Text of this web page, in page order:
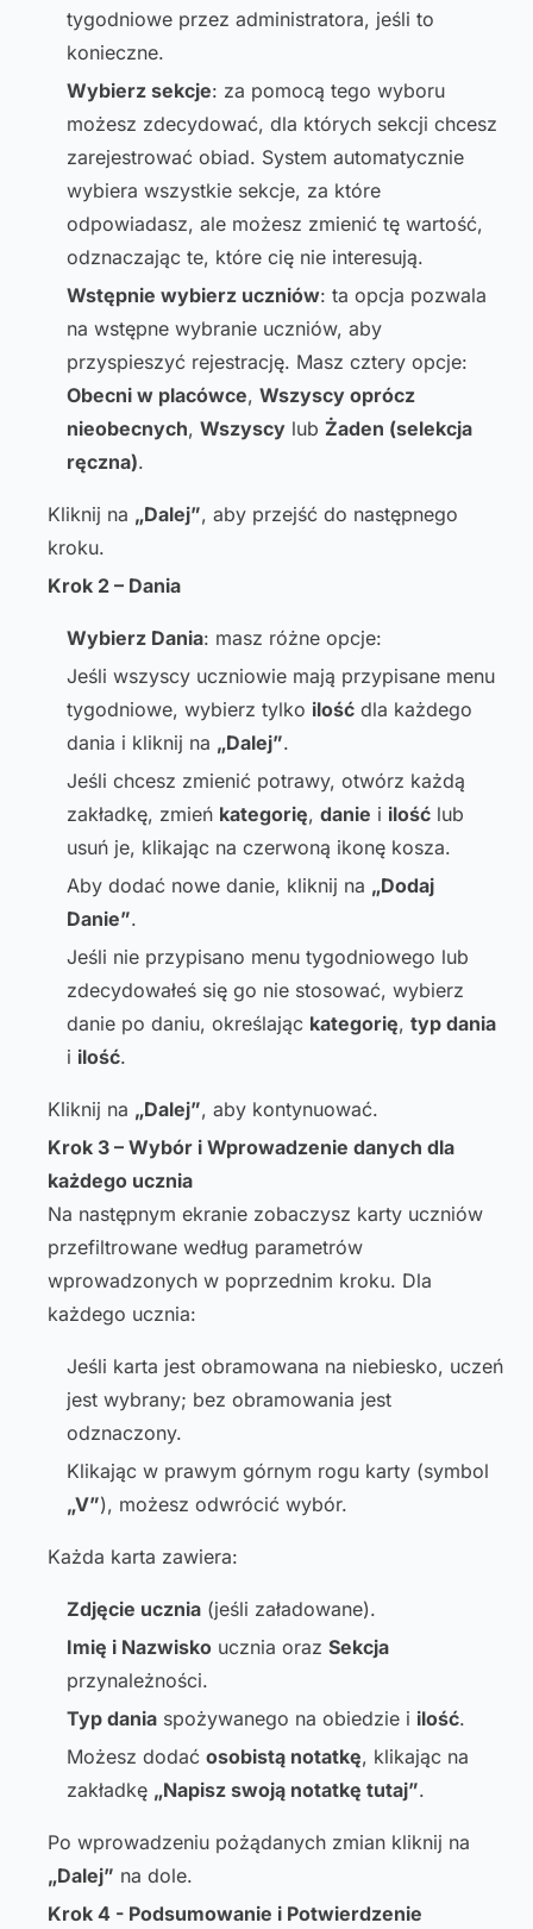
tygodniowe przez administratora, jeśli to
konieczne.
Wybierz sekcje: za pomocą tego wyboru
możesz zdecydować, dla których sekcji chcesz
zarejestrować obiad. System automatycznie
wybiera wszystkie sekcje, za które
odpowiadasz, ale możesz zmienić tę wartość,
odznaczając te, które cię nie interesują.
Wstępnie wybierz uczniów: ta opcja pozwala
na wstępne wybranie uczniów, aby
przyspieszyć rejestrację. Masz cztery opcje:
Obecni w placówce, Wszyscy oprócz
nieobecnych, Wszyscy lub Żaden (selekcja
ręczna).
Kliknij na „Dalej”, aby przejść do następnego
kroku.
Krok 2 – Dania
Wybierz Dania: masz różne opcje:
Jeśli wszyscy uczniowie mają przypisane menu
tygodniowe, wybierz tylko ilość dla każdego
dania i kliknij na „Dalej”.
Jeśli chcesz zmienić potrawy, otwórz każdą
zakładkę, zmień kategorię, danie i ilość lub
usuń je, klikając na czerwoną ikonę kosza.
Aby dodać nowe danie, kliknij na „Dodaj
Danie”.
Jeśli nie przypisano menu tygodniowego lub
zdecydowałeś się go nie stosować, wybierz
danie po daniu, określając kategorię, typ dania
i ilość.
Kliknij na „Dalej”, aby kontynuować.
Krok 3 – Wybór i Wprowadzenie danych dla
każdego ucznia
Na następnym ekranie zobaczysz karty uczniów
przefiltrowane według parametrów
wprowadzonych w poprzednim kroku. Dla
każdego ucznia:
Jeśli karta jest obramowana na niebiesko, uczeń
jest wybrany; bez obramowania jest
odznaczony.
Klikając w prawym górnym rogu karty (symbol
„V”), możesz odwrócić wybór.
Każda karta zawiera:
Zdjęcie ucznia (jeśli załadowane).
Imię i Nazwisko ucznia oraz Sekcja
przynależności.
Typ dania spożywanego na obiedzie i ilość.
Możesz dodać osobistą notatkę, klikając na
zakładkę „Napisz swoją notatkę tutaj”.
Po wprowadzeniu pożądanych zmian kliknij na
„Dalej” na dole.
Krok 4 - Podsumowanie i Potwierdzenie